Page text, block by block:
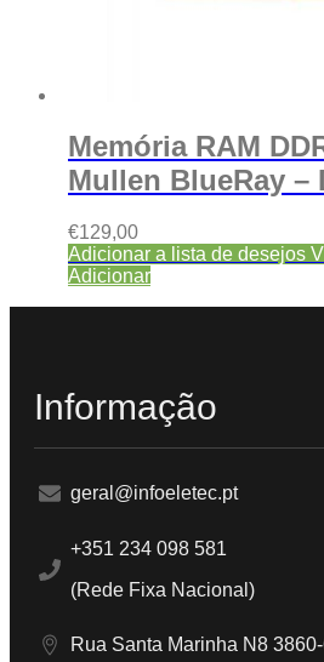
Memória RAM
Mullen BlueRay –
€129,00
Adicionar a lista de desejos
Adicionar
Informação
geral@infoeletec.pt
+351 234 098 581
(Rede Fixa Nacional)
Rua Santa Marinha N8